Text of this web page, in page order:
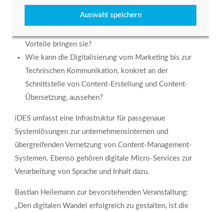
Was ist eine Content Supply Chain?
Welche KI-Bausteine unterstützen diesen Prozess?
Vorteile bringen sie?
Wie kann die Digitalisierung vom Marketing bis zur
Technischen Kommunikation, konkret an der
Schnittstelle von Content-Erstellung und Content-
Übersetzung, aussehen?
iDES umfasst eine Infrastruktur für passgenaue
Systemlösungen zur unternehmensinternen und
übergreifenden Vernetzung von Content-Management-
Systemen. Ebenso gehören digitale Micro-Services zur
Verarbeitung von Sprache und Inhalt dazu.
Bastian Heilemann zur bevorstehenden Veranstaltung:
„Den digitalen Wandel erfolgreich zu gestalten, ist die